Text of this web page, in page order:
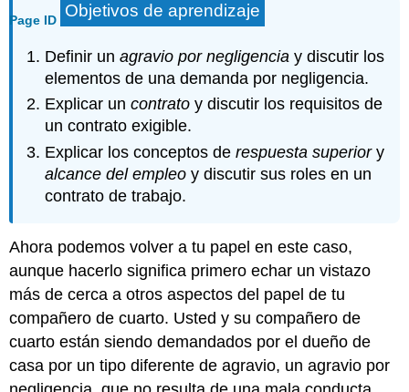
Page ID Objetivos de aprendizaje
Definir unagravio por negligencia y discutir los
elementos de una demanda por negligencia.
Explicar uncontrato y discutir los requisitos de
un contrato exigible.
Explicar los conceptos derespuesta superiory
alcance del empleo y discutir sus roles en un
contrato de trabajo.
Ahora podemos volver a tu papel en este caso,
aunque hacerlo significa primero echar un vistazo
más de cerca a otros aspectos del papel de tu
compañero de cuarto. Usted y su compañero de
cuarto están siendo demandados por el dueño de
casa por un tipo diferente de agravio, un agravio por